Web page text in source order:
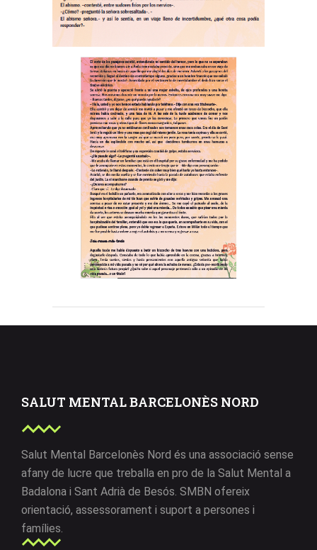
SALUT MENTAL BARCELONÈS NORD
Salut Mental Barcelonès Nord és una associació sense
afany de lucre que treballa en pro de la Salut Mental a
Badalona i Sant Adrià de Besós. SMBN ofereix
orientació, assessorament i suport a persones i
famílies.